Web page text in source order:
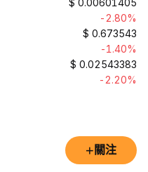
$ 0.00601405
-2.80%
$ 0.673543
-1.40%
$ 0.02543383
-2.20%
+ 關注